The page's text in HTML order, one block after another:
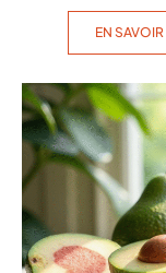
EN SAVOIR